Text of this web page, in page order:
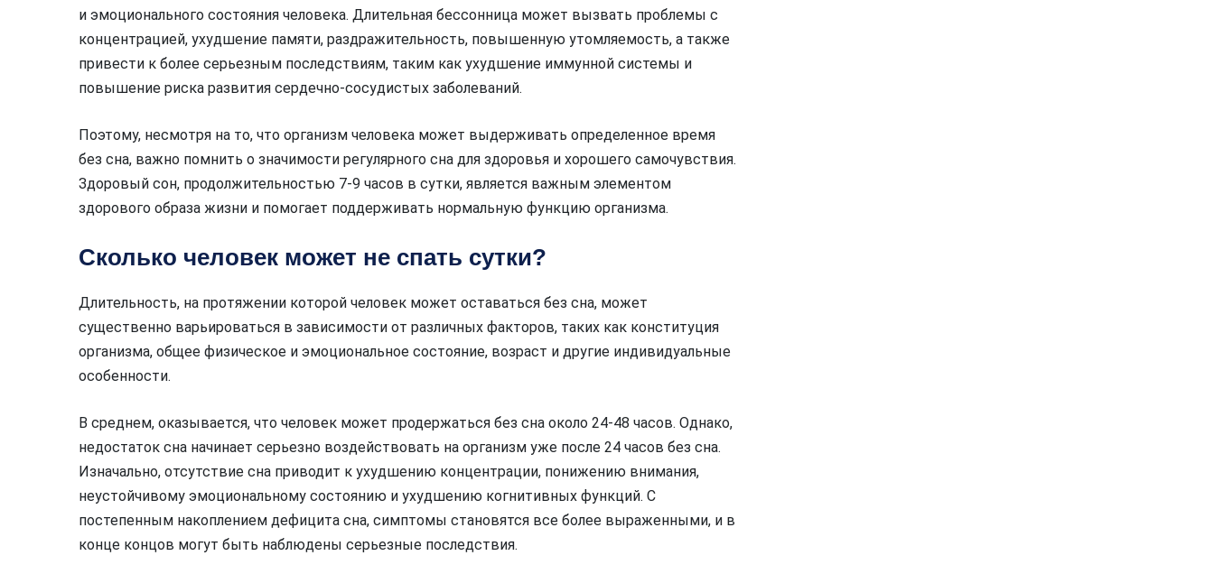
и эмоционального состояния человека. Длительная бессонница может вызвать проблемы с
концентрацией, ухудшение памяти, раздражительность, повышенную утомляемость, а также
привести к более серьезным последствиям, таким как ухудшение иммунной системы и
повышение риска развития сердечно-сосудистых заболеваний.
Поэтому, несмотря на то, что организм человека может выдерживать определенное время
без сна, важно помнить о значимости регулярного сна для здоровья и хорошего самочувствия.
Здоровый сон, продолжительностью 7-9 часов в сутки, является важным элементом
здорового образа жизни и помогает поддерживать нормальную функцию организма.
Сколько человек может не спать сутки?
Длительность, на протяжении которой человек может оставаться без сна, может
существенно варьироваться в зависимости от различных факторов, таких как конституция
организма, общее физическое и эмоциональное состояние, возраст и другие индивидуальные
особенности.
В среднем, оказывается, что человек может продержаться без сна около 24-48 часов. Однако,
недостаток сна начинает серьезно воздействовать на организм уже после 24 часов без сна.
Изначально, отсутствие сна приводит к ухудшению концентрации, понижению внимания,
неустойчивому эмоциональному состоянию и ухудшению когнитивных функций. С
постепенным накоплением дефицита сна, симптомы становятся все более выраженными, и в
конце концов могут быть наблюдены серьезные последствия.